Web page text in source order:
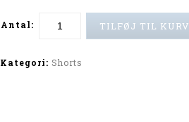
Antal: TILFØJ TIL KURV
Kategori: Shorts